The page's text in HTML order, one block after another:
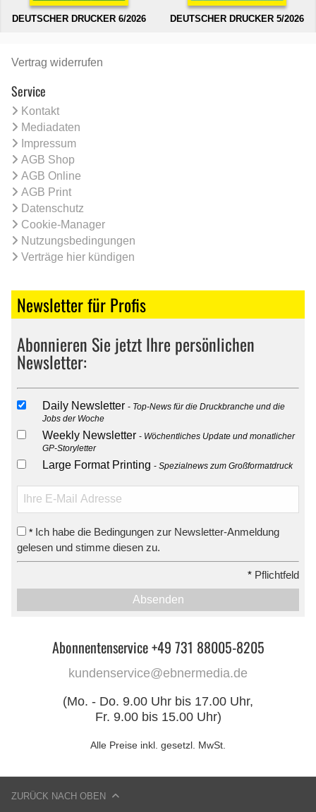
DEUTSCHER DRUCKER 6/2026 DEUTSCHER DRUCKER 5/2026
Vertrag widerrufen
Service
Kontakt
Mediadaten
Impressum
AGB Shop
AGB Online
AGB Print
Datenschutz
Cookie-Manager
Nutzungsbedingungen
Verträge hier kündigen
Newsletter für Profis
Abonnieren Sie jetzt Ihre persönlichen
Newsletter:
Daily Newsletter
Top-News für die Druckbranche und die
Jobs der Woche
Weekly Newsletter
Wöchentliches Update und monatlicher
GP-Storyletter
Large Format Printing Spezialnews zum Großformatdruck
* Ich habe die Bedingungen zur Newsletter-Anmeldung
gelesen und stimme diesen zu.
* Pflichtfeld
Absenden
Abonnentenservice +49 731 88005-8205
kundenservice@ebnermedia.de
(Mo. - Do. 9.00 Uhr bis 17.00 Uhr,
Fr. 9.00 bis 15.00 Uhr)
Alle Preise inkl. gesetzl. MwSt.
ZURÜCK NACH OBEN